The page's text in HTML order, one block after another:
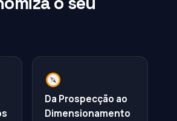
Da Prospecção ao
Dimensionamento